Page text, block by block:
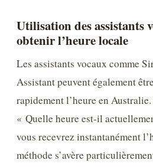
Utilisation des assistants
obtenir l’heure locale
Les assistants vocaux comme
Assistant peuvent également
rapidement l’heure en
« Quelle heure est-il
vous recevrez instantanément
méthode s’avère